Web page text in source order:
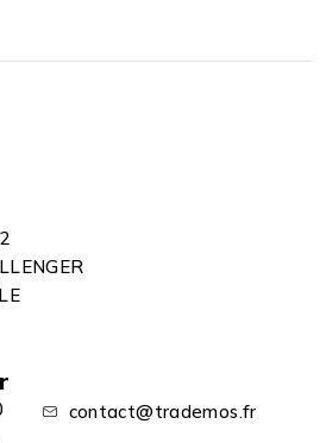
contact@trademos.fr